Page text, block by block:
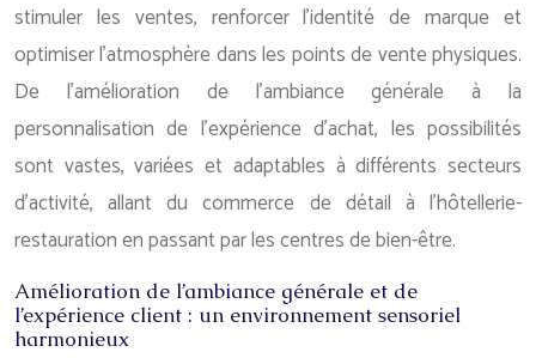
stimuler les ventes, renforcer l’identité de marque et
optimiser l’atmosphère dans les points de vente physiques.
De l’amélioration de l’ambiance générale à la
personnalisation de l’expérience d’achat, les possibilités
sont vastes, variées et adaptables à différents secteurs
d’activité, allant du commerce de détail à l’hôtellerie-
restauration en passant par les centres de bien-être.
Amélioration de l’ambiance générale et de
l’expérience client : un environnement sensoriel
harmonieux